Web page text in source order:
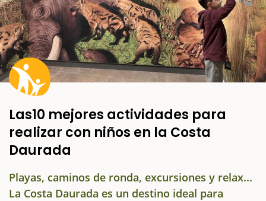
Las10 mejores actividades para
realizar con niños en la Costa
Daurada
Playas, caminos de ronda, excursiones y relax...
La Costa Daurada es un destino ideal para